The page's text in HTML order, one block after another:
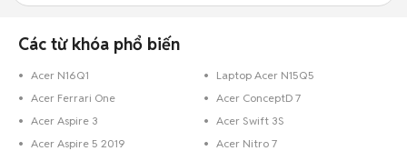
Các từ khóa phổ biến
Acer N16Q1
Laptop Acer N15Q5
Acer Ferrari One
Acer ConceptD 7
Acer Aspire 3
Acer Swift 3S
Acer Aspire 5 2019
Acer Nitro 7